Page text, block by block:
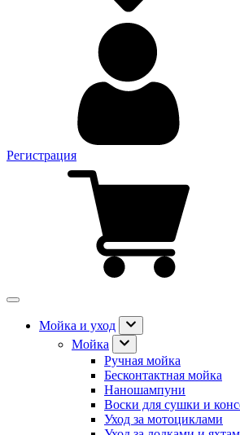
Регистрация
Мойка и уход
Мойка
Ручная мойка
Бесконтактная мойка
Наношампуни
Воски для сушки и
Уход за мотоциклами